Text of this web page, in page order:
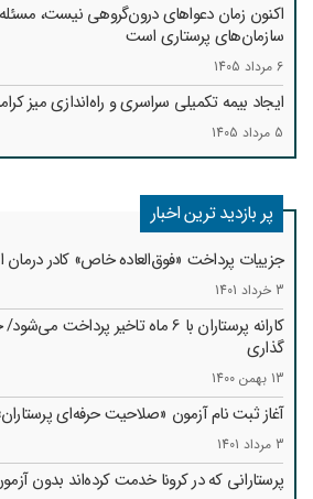
اکنون زمان دعواهای درون‌گروهی نیست، مسئله
سازمان‌های پرستاری است
6 مرداد 1405
ایجاد بیمه تکمیلی سراسری و راه‌اندازی میز
5 مرداد 1405
پر بازدید ترین اخبار
جزییات پرداخت «فوق‌العاده خاص» کادر درمان
3 خرداد 1401
کارانه‌ پرستاران با 6 ماه تاخیر
گذاری
13 بهمن 1400
آغاز ثبت نام آزمون «صلاحیت حرفه‌ای
3 مرداد 1401
پرستارانی که در کرونا خدمت کرد‌ه‌اند بدون